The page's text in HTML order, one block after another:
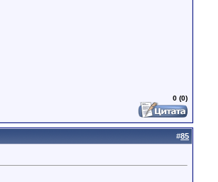
0 (0)
#85